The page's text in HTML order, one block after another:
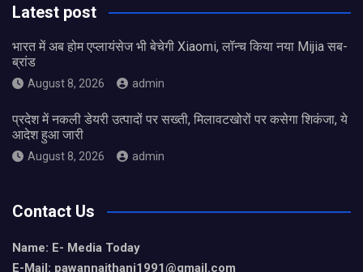
Latest post
भारत में अब होम एप्लायंसेज भी बेचेगी Xiaomi, लॉन्च किया नया Mijia सब-
ब्रांड
August 8, 2026 admin
प्रदेश में नकली डेयरी उत्पादों पर सख्ती, मिलावटखोरों पर कसेगा शिकंजा, ये
आदेश हुआ जारी
August 8, 2026 admin
Contact Us
Name: E- Media Today
E-Mail: pawannaithani1991@gmail.com